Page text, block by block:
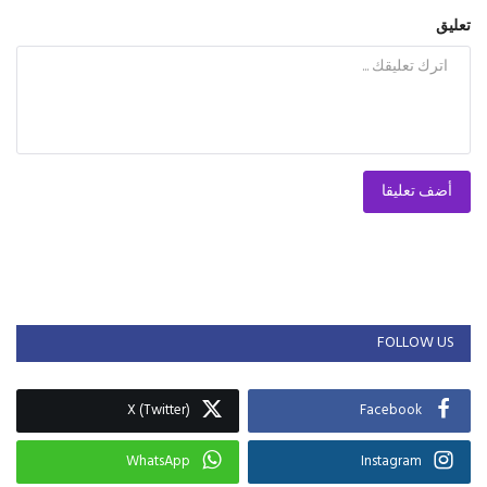
تعليق
أضف تعليقا
FOLLOW US
Facebook
X (Twitter)
Instagram
WhatsApp